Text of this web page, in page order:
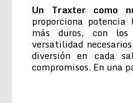
Un Traxter como
proporciona
más duros, con
versatilidad
diversión en cada
compromisos. En una